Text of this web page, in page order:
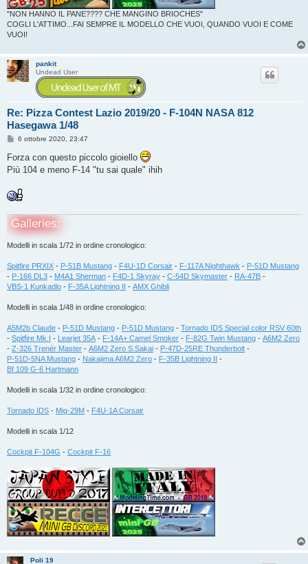
"NON HANNO IL PANE???? CHE MANGINO BRIOCHES"
COGLI L'ATTIMO...FAI SEMPRE IL MODELLO CHE VUOI, QUANDO VUOI E COME
VUOI!
pankit
Undead User
Re: Pizza Contest Lazio 2019/20 - F-104N NASA 812
Hasegawa 1/48
M
s
s
a
g
i
6 ottobre 2020, 23:47
Forza con questo piccolo gioiello
Più 104 e meno F-14 "tu sai quale" ihih
Galleries:
Modelli in scala 1/72 in ordine cronologico:
Spitfire PRXIX - P-51B Mustang - F4U-1D Corsair - F-117A Nighthawk - P-51D Mustang
- P-166 DL3 - M4A1 Sherman - F4D-1 Skyray - C-54D Skymaster - RA-47B -
VBS-1 Kunkadlo - F-35A Lightning II - AMX Ghibli
Modelli in scala 1/48 in ordine cronologico:
A5M2b Claude - P-51D Mustang - P-51D Mustang - Tornado IDS Special color RSV 60th
- Spitfire Mk.I - Learjet 35A - F-14A+ Camel Smoker - F-82G Twin Mustang - A6M2 Zero
- Z-326 Trenér Master - A6M2 Zero S.Sakai - P-47D-25RE Thunderbolt -
P-51D-5NA Mustang - Nakajima A6M2 Zero - F-35B Lightning II -
Bf 109 G-6 Hartmann
Modelli in scala 1/32 in ordine cronologico:
Tornado IDS - Mig-29M - F4U-1A Corsair
Modelli in scala 1/12
Cockpit F-104G - Cockpit F-16
Poli 19